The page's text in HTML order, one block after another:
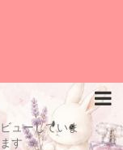
ューしていま
す